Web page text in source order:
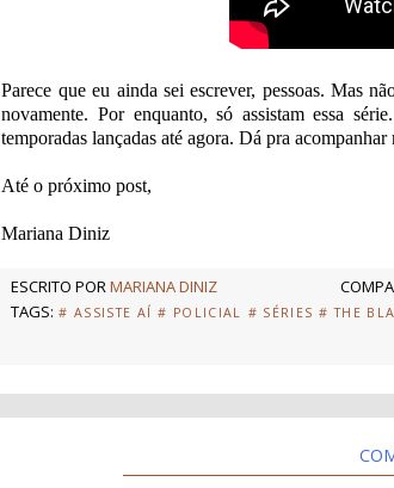
Parece que eu ainda sei escrever, pessoas. Mas
novamente. Por enquanto, só assistam essa
temporadas lançadas até agora. Dá pra
Até o próximo post,
Mariana Diniz
ESCRITO PORMARIANA DINIZ
TAGS: # ASSISTE AÍ # POLICIAL # SÉRIES # THE